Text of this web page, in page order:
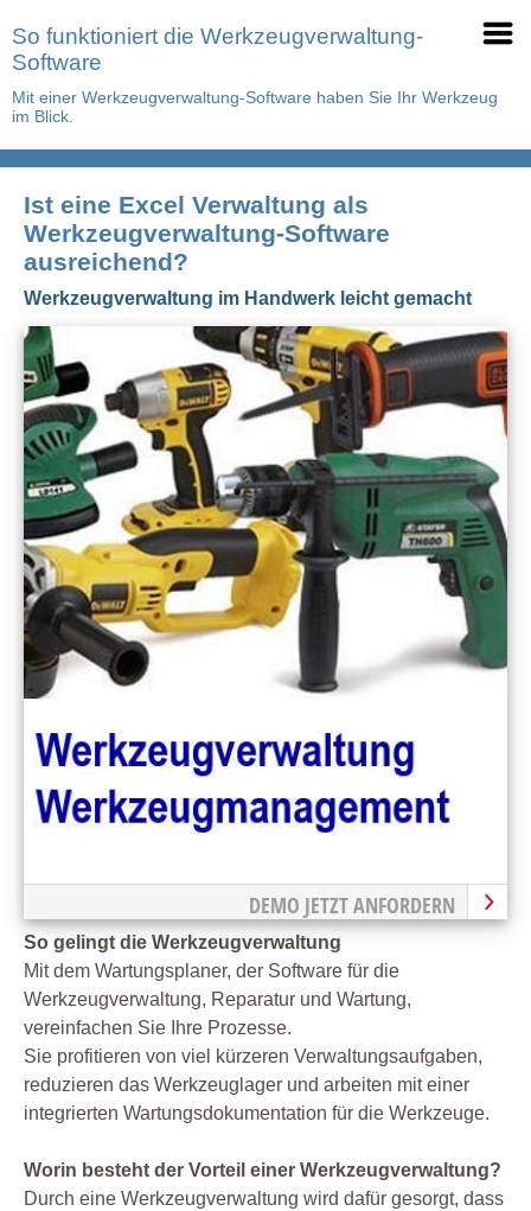
So funktioniert die Werkzeugverwaltung-
Software
Mit einer Werkzeugverwaltung-Software haben Sie Ihr Werkzeug
im Blick.
Ist eine Excel Verwaltung als
Werkzeugverwaltung-Software
ausreichend?
Werkzeugverwaltung im Handwerk leicht gemacht
DEMO JETZT ANFORDERN
So gelingt die Werkzeugverwaltung
Mit dem Wartungsplaner, der Software für die
Werkzeugverwaltung, Reparatur und Wartung,
vereinfachen Sie Ihre Prozesse.
Sie profitieren von viel kürzeren Verwaltungsaufgaben,
reduzieren das Werkzeuglager und arbeiten mit einer
integrierten Wartungsdokumentation für die Werkzeuge.
Worin besteht der Vorteil einer Werkzeugverwaltung?
Durch eine Werkzeugverwaltung wird dafür gesorgt, dass